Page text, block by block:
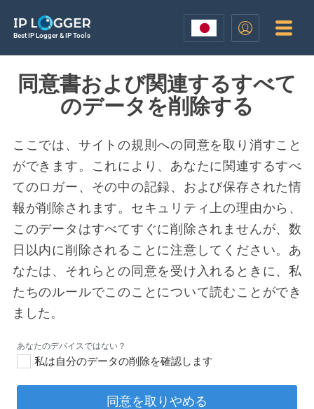
Best IP Logger & IP Tools
同意書および関連するすべて
のデータを削除する
ここでは、サイトの規則への同意を取り消すこと
ができます。これにより、あなたに関連するすべ
てのロガー、その中の記録、および保存された情
報が削除されます。セキュリティ上の理由から、
このデータはすべてすぐに削除されませんが、数
日以内に削除されることに注意してください。あ
なたは、それらとの同意を受け入れるときに、私
たちのルールでこのことについて読むことができ
ました。
私は自分のデータの削除を確認します
同意を取りやめる